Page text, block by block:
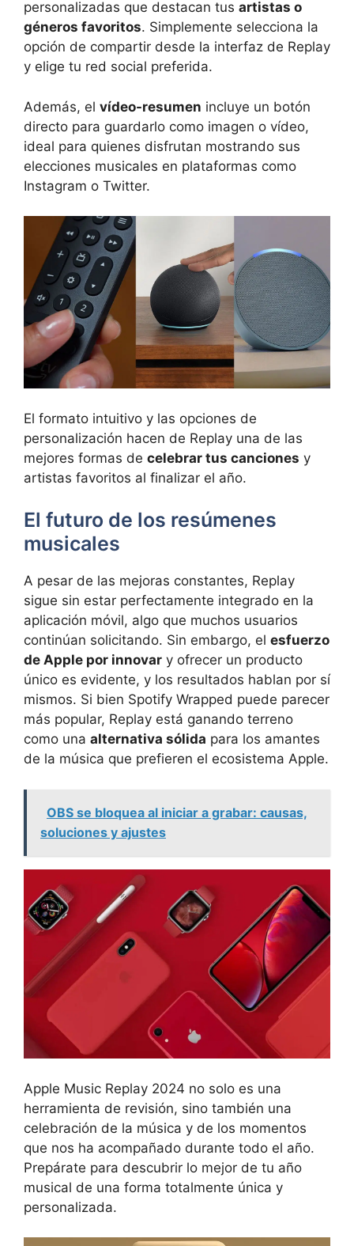
personalizadas que destacan tus artistas o
géneros favoritos. Simplemente selecciona la
opción de compartir desde la interfaz de Replay
y elige tu red social preferida.
Además, el vídeo-resumen incluye un botón
directo para guardarlo como imagen o vídeo,
ideal para quienes disfrutan mostrando sus
elecciones musicales en plataformas como
Instagram o Twitter.
El formato intuitivo y las opciones de
personalización hacen de Replay una de las
mejores formas de celebrar tus canciones y
artistas favoritos al finalizar el año.
El futuro de los resúmenes
musicales
A pesar de las mejoras constantes, Replay
sigue sin estar perfectamente integrado en la
aplicación móvil, algo que muchos usuarios
continúan solicitando. Sin embargo, el esfuerzo
de Apple por innovar y ofrecer un producto
único es evidente, y los resultados hablan por sí
mismos. Si bien Spotify Wrapped puede parecer
más popular, Replay está ganando terreno
como una alternativa sólida para los amantes
de la música que prefieren el ecosistema Apple.
OBS se bloquea al iniciar a grabar: causas,
soluciones y ajustes
Apple Music Replay 2024 no solo es una
herramienta de revisión, sino también una
celebración de la música y de los momentos
que nos ha acompañado durante todo el año.
Prepárate para descubrir lo mejor de tu año
musical de una forma totalmente única y
personalizada.